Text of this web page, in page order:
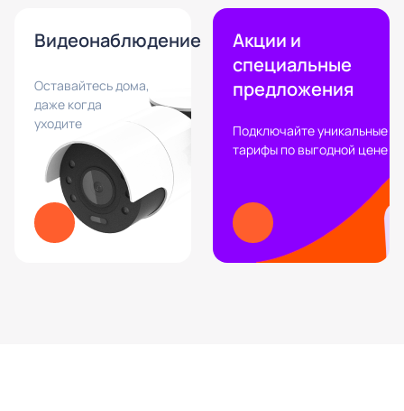
Видеонаблюдение
Оставайтесь дома,
даже когда
уходите
Акции и
специальные
предложения
Подключайте уникальные
тарифы по выгодной цене